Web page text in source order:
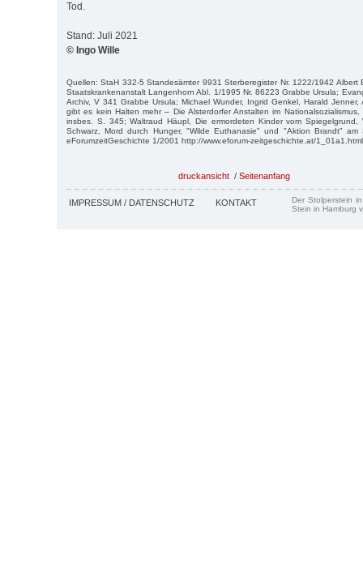
Tod.
Stand: Juli 2021
© Ingo Wille
Quellen: StaH 332-5 Standesämter 9931 Sterberegister Nr. 1222/1942 Albert
Staatskrankenanstalt Langenhorn Abl. 1/1995 Nr. 86223 Grabbe Ursula;
Archiv, V 341 Grabbe Ursula; Michael Wunder, Ingrid Genkel, Harald
gibt es kein Halten mehr – Die Alsterdorfer Anstalten im
insbes. S. 345; Waltraud Häupl, Die ermordeten Kinder vom
Schwarz, Mord durch Hunger, "Wilde Euthanasie" und "Aktion Brandt"
eForumzeitGeschichte 1/2001 http://www.eforum-zeitgeschichte.at/
druckansicht / Seitenanfang
IMPRESSUM / DATENSCHUTZ KONTAKT
Der Stolperstein
Stein in Hamburg